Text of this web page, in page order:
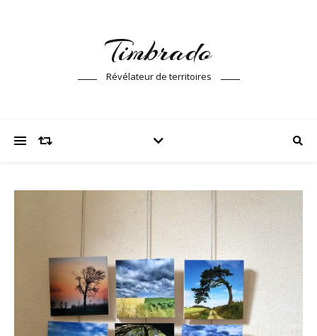
Timbrado
Révélateur de territoires